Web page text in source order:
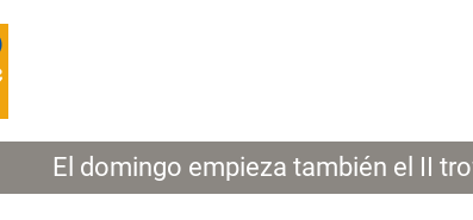
El domingo empieza también el II